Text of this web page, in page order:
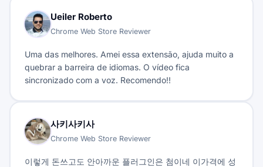
Ueiler Roberto
Chrome Web Store Reviewer
Uma das melhores. Amei essa extensão, ajuda muito a
quebrar a barreira de idiomas. O vídeo fica
sincronizado com a voz. Recomendo!!
사키사키사
Chrome Web Store Reviewer
이렇게 돈쓰고도 안아까운 플러그인은 첨이네 이가격에 성